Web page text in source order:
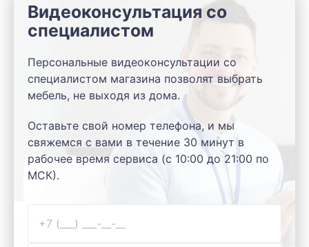
Видеоконсультация со
специалистом
Персональные видеоконсультации со
специалистом магазина позволят выбрать
мебель, не выходя из дома.
Оставьте свой номер телефона, и мы
свяжемся с вами в течение 30 минут в
рабочее время сервиса (с 10:00 до 21:00 по
МСК).